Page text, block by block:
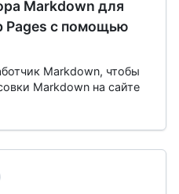
Markdown для
Pages с помощью
Markdown, чтобы
Markdown на сайте